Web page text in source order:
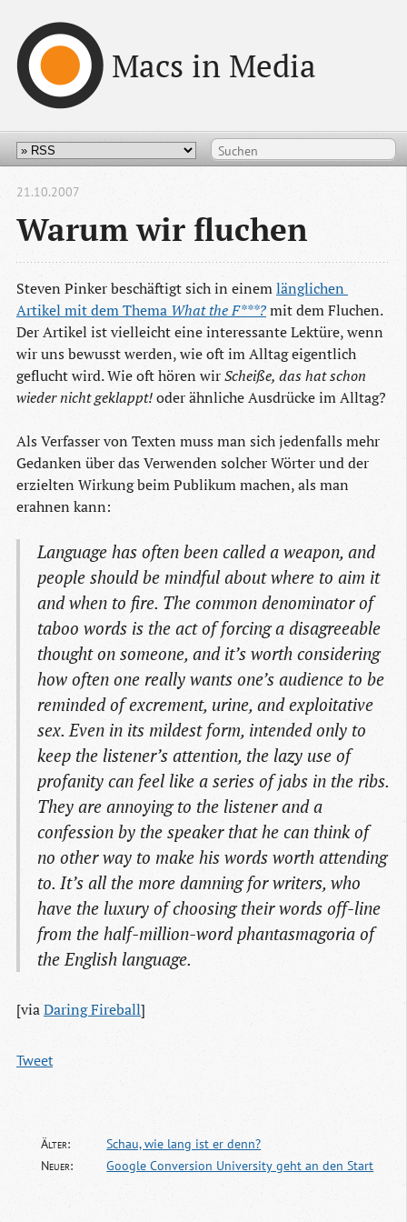
Macs in Media
Warum wir fluchen
21.10.2007
Steven Pinker beschäftigt sich in einemlänglichen
Artikel mit dem Thema What the F***?mit dem Fluchen.
Der Artikel ist vielleicht eine interessante Lektüre, wenn
wir uns bewusst werden, wie oft im Alltag eigentlich
geflucht wird. Wie oft hören wirScheiße, das hat schon
wieder nicht geklappt!oder ähnliche Ausdrücke im Alltag?
Als Verfasser von Texten muss man sich jedenfalls mehr
Gedanken über das Verwenden solcher Wörter und der
erzielten Wirkung beim Publikum machen, als man
erahnen kann:
Language has often been called a weapon, and
people should be mindful about where to aim it
and when to fire. The common denominator of
taboo words is the act of forcing a disagreeable
thought on someone, and it’s worth considering
how often one really wants one’s audience to be
reminded of excrement, urine, and exploitative
sex. Even in its mildest form, intended only to
keep the listener’s attention, the lazy use of
profanity can feel like a series of jabs in the ribs.
They are annoying to the listener and a
confession by the speaker that he can think of
no other way to make his words worth attending
to. It’s all the more damning for writers, who
have the luxury of choosing their words off-line
from the half-million-word phantasmagoria of
the English language.
[viaDaring Fireball]
Tweet
Älter:
Schau, wie lang ist er denn?
Neuer:
Google Conversion University geht an den Start